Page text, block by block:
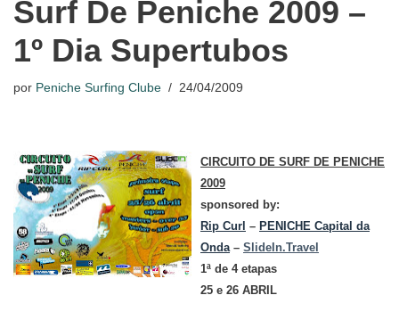
Surf De Peniche 2009 –
1º Dia Supertubos
por Peniche Surfing Clube 24/04/2009
CIRCUITO DE SURF DE PENICHE
2009
sponsored by:
Rip Curl – PENICHE Capital da
Onda– SlideIn.Travel
1ª de 4 etapas
25 e 26 ABRIL